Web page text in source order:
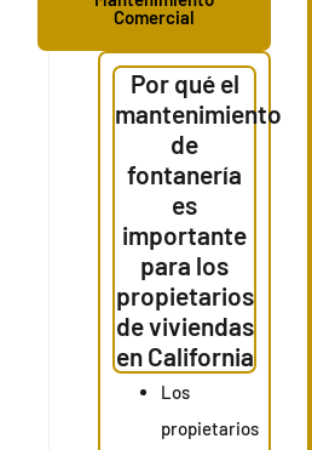
Comercial
Por qué el
mantenimiento
de
fontanería
es
importante
para los
propietarios
de viviendas
en California
Los
propietarios